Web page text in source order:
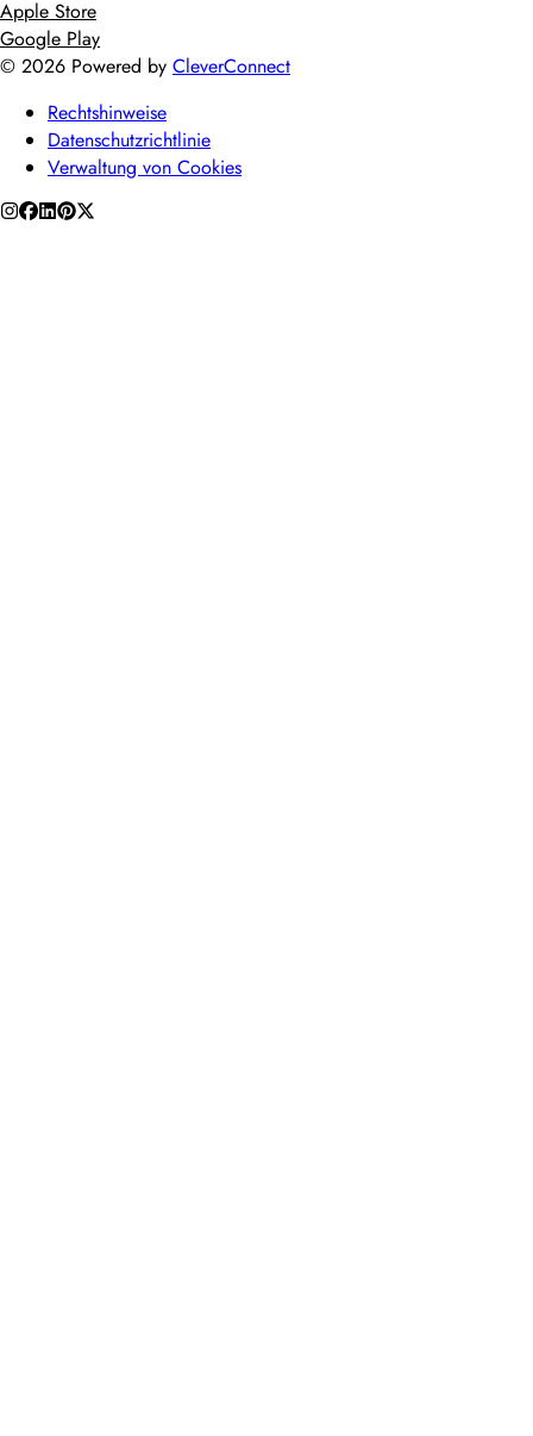
Apple Store
Google Play
© 2026 Powered by CleverConnect
Rechtshinweise
Datenschutzrichtlinie
Verwaltung von Cookies